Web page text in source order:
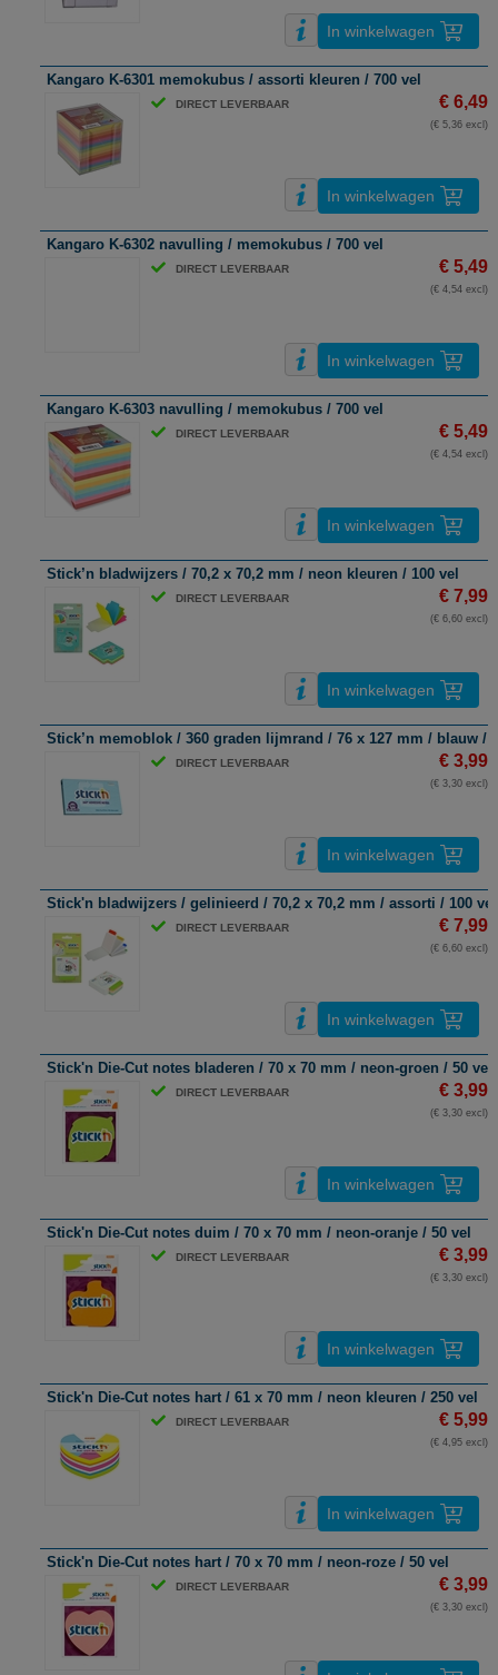
In winkelwagen
Kangaro K-6301 memokubus / assorti kleuren / 700 vel
DIRECT LEVERBAAR € 6,49
(€ 5,36 excl)
In winkelwagen
Kangaro K-6302 navulling / memokubus / 700 vel
DIRECT LEVERBAAR € 5,49
(€ 4,54 excl)
In winkelwagen
Kangaro K-6303 navulling / memokubus / 700 vel
DIRECT LEVERBAAR € 5,49
(€ 4,54 excl)
In winkelwagen
Stick’n bladwijzers / 70,2 x 70,2 mm / neon kleuren / 100 vel
DIRECT LEVERBAAR € 7,99
(€ 6,60 excl)
In winkelwagen
Stick’n memoblok / 360 graden lijmrand / 76 x 127 mm / blauw /
DIRECT LEVERBAAR € 3,99
(€ 3,30 excl)
In winkelwagen
Stick'n bladwijzers / gelinieerd / 70,2 x 70,2 mm / assorti / 100 vel
DIRECT LEVERBAAR € 7,99
(€ 6,60 excl)
In winkelwagen
Stick'n Die-Cut notes bladeren / 70 x 70 mm / neon-groen / 50 vel
DIRECT LEVERBAAR € 3,99
(€ 3,30 excl)
In winkelwagen
Stick'n Die-Cut notes duim / 70 x 70 mm / neon-oranje / 50 vel
DIRECT LEVERBAAR € 3,99
(€ 3,30 excl)
In winkelwagen
Stick'n Die-Cut notes hart / 61 x 70 mm / neon kleuren / 250 vel
DIRECT LEVERBAAR € 5,99
(€ 4,95 excl)
In winkelwagen
Stick'n Die-Cut notes hart / 70 x 70 mm / neon-roze / 50 vel
DIRECT LEVERBAAR € 3,99
(€ 3,30 excl)